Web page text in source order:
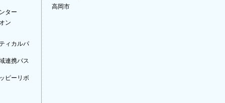
ター
ン
ィカルパ
連携パス
ピーリボ
高岡市